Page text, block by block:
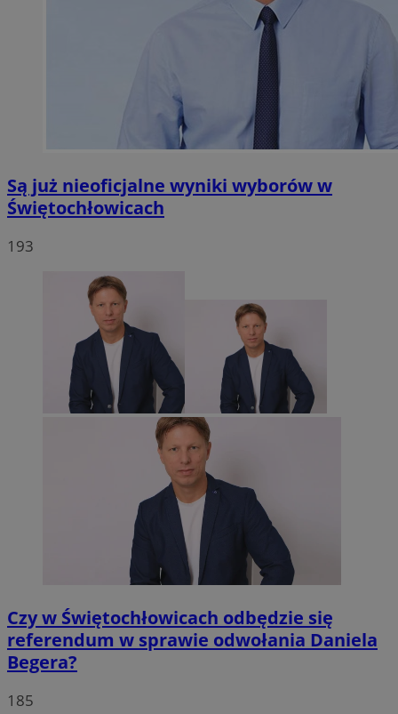
Są już nieoficjalne wyniki wyborów w
Świętochłowicach
193
Czy w Świętochłowicach odbędzie się
referendum w sprawie odwołania Daniela
Begera?
185